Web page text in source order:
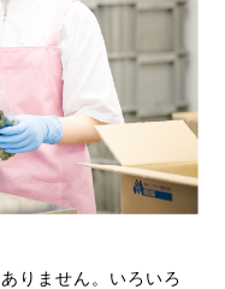
りません。いろいろ